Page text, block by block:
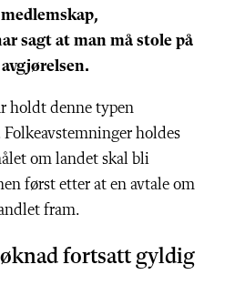
sagt at man må stole på
holdt denne typen
holdes
om landet skal bli
først etter at en avtale om
fram.
fortsatt gyldig